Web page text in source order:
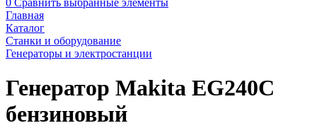
0 Сравнить выбранные элементы
Главная
Каталог
Станки и оборудование
Генераторы и электростанции
Генератор Makita EG240С
бензиновый